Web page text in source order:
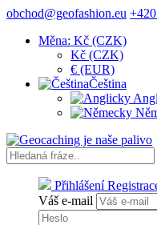
obchod@geofashion.eu
Měna: Kč (CZK)
Kč (CZK)
€ (EUR)
Čeština
Přihlášení
Váš e-mail